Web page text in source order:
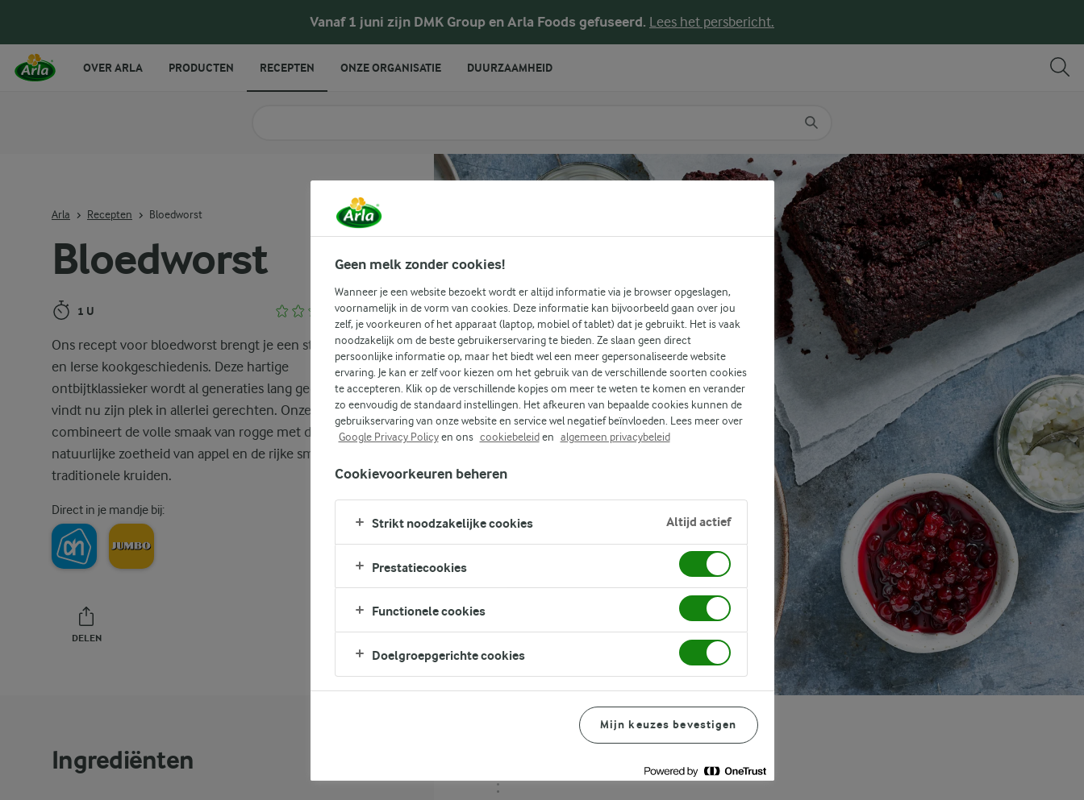
Vanaf 1 juni zijn DMK Group en Arla Foods gefuseerd. Lees het persbericht.
Bloedworst
1 U (0)
Ons recept voor bloedworst brengt je een stukje Britse
en Ierse kookgeschiedenis. Deze hartige
ontbijtklassieker wordt al generaties lang gegeten en
vindt nu zijn plek in allerlei gerechten. Onze versie
combineert de volle smaak van rogge met de
natuurlijke zoetheid van appel en de rijke smaak van
traditionele kruiden.
Direct in je mandje bij:
DELEN
Arla Recepten Bloedworst
Ingrediënten Bereidingswijze
OVER ARLA PRODUCTEN RECEPTEN ONZE ORGANISATIE DUURZAAMHEID
Geen melk zonder cookies!
Wanneer je een website bezoekt wordt er altijd informatie via je browser opgeslagen,
voornamelijk in de vorm van cookies. Deze informatie kan bijvoorbeeld gaan over jou
zelf, je voorkeuren of het apparaat (laptop, mobiel of tablet) dat je gebruikt. Het is vaak
noodzakelijk om de beste gebruikerservaring te bieden. Ze slaan geen direct
persoonlijke informatie op, maar het biedt wel een meer gepersonaliseerde website
ervaring. Je kan er zelf voor kiezen om het gebruik van de verschillende soorten cookies
te accepteren. Klik op de verschillende kopjes om meer te weten te komen en verander
zo eenvoudig de standaard instellingen. Het afkeuren van bepaalde cookies kunnen de
gebruikservaring van onze website en service wel negatief beïnvloeden. Lees meer over
Google Privacy Policyen ons cookiebeleiden algemeen privacybeleid
Cookievoorkeuren beheren
Strikt noodzakelijke cookies Altijd actief
Prestatiecookies
Functionele cookies
Doelgroepgerichte cookies
Mijn keuzes bevestigen